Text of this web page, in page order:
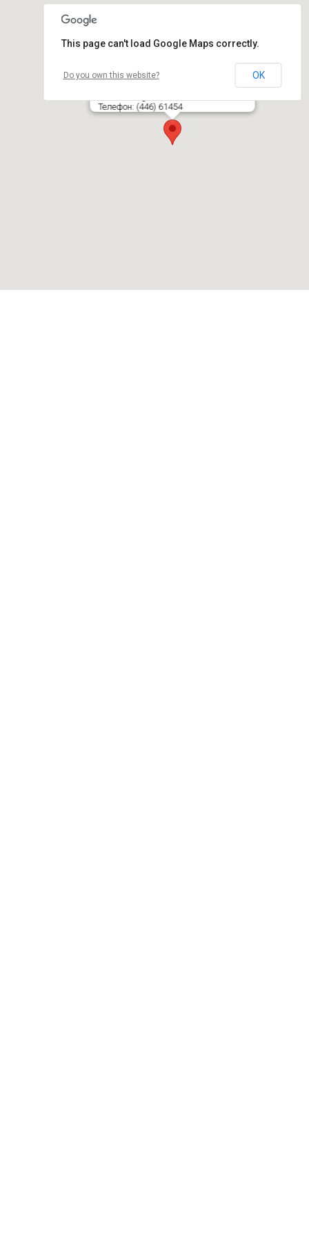
TAURAGĖS AUTOBUSŲ PARKAS, UAB
Телефон: (446) 61454
This page can't load Google Maps correctly.
Do you own this website? OK